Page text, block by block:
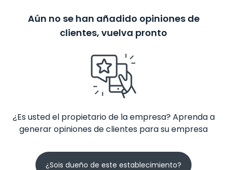
Aún no se han añadido opiniones de
clientes, vuelva pronto
¿Es usted el propietario de la empresa? Aprenda a
generar opiniones de clientes para su empresa
¿Sois dueño de este establecimiento?